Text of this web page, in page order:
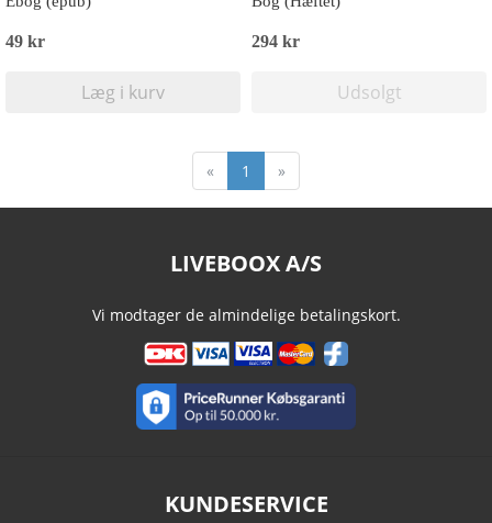
49 kr
Læg i kurv
294 kr
Udsolgt
« 1 »
LIVEBOOX A/S
Vi modtager de almindelige betalingskort.
KUNDESERVICE